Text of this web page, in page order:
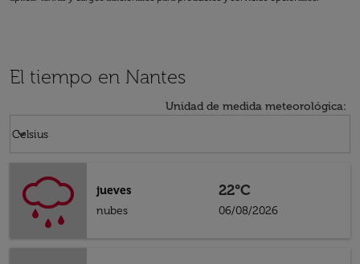
El tiempo en Nantes
Unidad de medida meteorológica:
Celsius
keyboard_arrow_down
jueves
nubes
22°C
06/08/2026